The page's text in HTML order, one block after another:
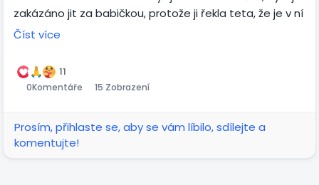
zakázáno jit za babičkou, protože ji řekla teta, že je v ní
satan. 🫣 takže Pan měl dnes příležitost uzdravit její
němu. Paní působila velmi tvrdě a zprvu mě nechtěla
poslouchat a nejevila zájem, pak ale Bůh mocně zasáhl
plný lásky
Číst více
11
0Komentáře 15 Zobrazení
Prosím, přihlaste se, aby se vám líbilo, sdílejte a
komentujte!